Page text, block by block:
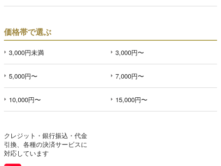
価格帯で選ぶ
3,000円未満 3,000円〜
5,000円〜 7,000円〜
10,000円〜 15,000円〜
クレジット・銀行振込・代金
引換、各種の決済サービスに
対応しています